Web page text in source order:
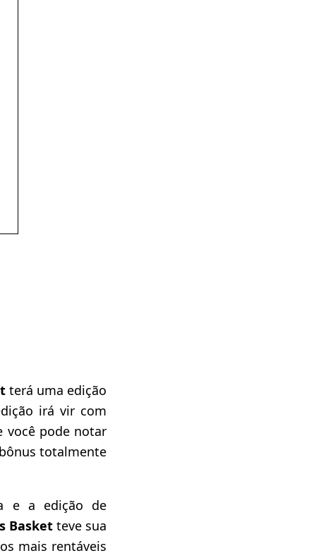
terá uma edição
irá vir com
você pode notar
totalmente
e a edição de
Basket teve sua
mais rentáveis